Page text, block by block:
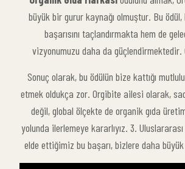
marka konumuna
büyük bir gurur kaynağı olmuştur. Bu ödül,
başarısını taçlandırmakta hem de
vizyonumuzu daha da
ve sağlıklı, doğal ürünlerle
devam edeceğiz. Bu ödül, bizim için
aynı zamanda sektördeki rolümüzü daha
daha büyük hedeflere yönlendiren
kaynağıdır.
Sonuç olarak, bu ödülün bize kattığı
etmek oldukça zor. Orgibite ailesi olarak,
değil, global ölçekte de organik gıda
yolunda ilerlemeye kararlıyız. 3.
elde ettiğimiz bu başarı, bizlere daha
ve organik gıda sektöründe daha fazla